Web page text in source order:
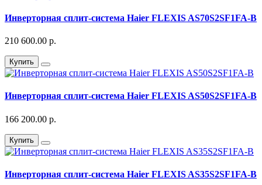
Инверторная сплит-система Haier FLEXIS AS70S2SF1FA-B
210 600.00 р.
Купить
Инверторная сплит-система Haier FLEXIS AS50S2SF1FA-B
166 200.00 р.
Купить
Инверторная сплит-система Haier FLEXIS AS35S2SF1FA-B